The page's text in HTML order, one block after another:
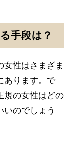
手段は？
女性はさまざま
あります。で
規の女性はどの
いのでしょう